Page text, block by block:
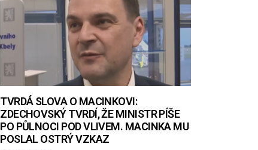
TVRDÁ SLOVA O MACINKOVI:
ZDECHOVSKÝ TVRDÍ, ŽE MINISTR PÍŠE
PO PŮLNOCI POD VLIVEM. MACINKA MU
POSLAL OSTRÝ VZKAZ